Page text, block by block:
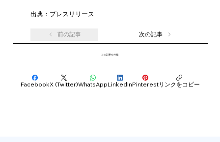
出典：プレスリリース
前の記事 次の記事
この記事を共有:
FacebookX (Twitter)WhatsAppLinkedInPinterestリンクをコピー